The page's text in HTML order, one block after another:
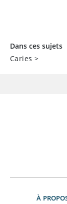
Dans ces sujets
Caries >
À